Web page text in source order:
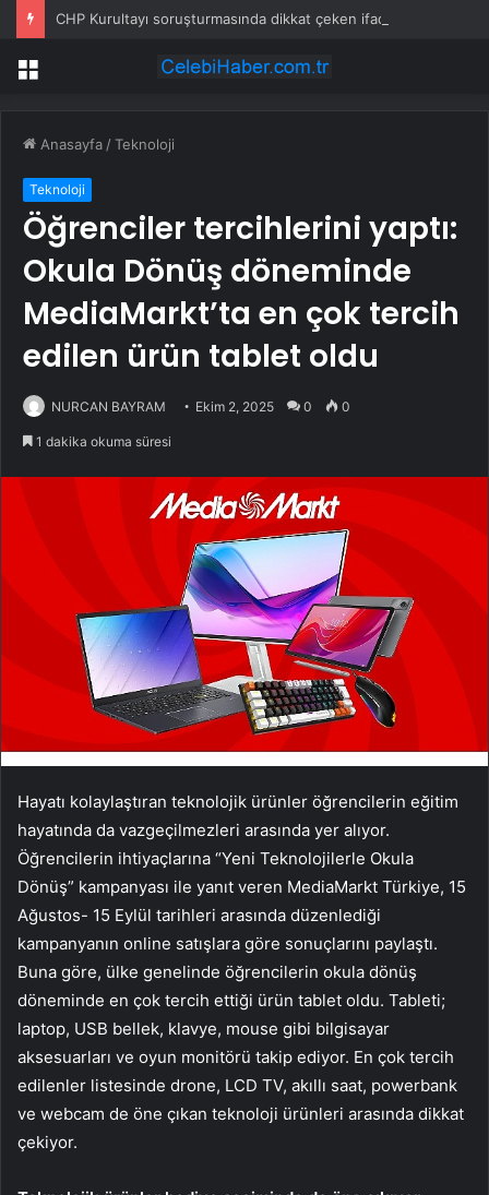
Menü
Anasayfa /Teknoloji
Teknoloji
Öğrenciler tercihlerini yaptı:
Okula Dönüş döneminde
MediaMarkt’ta en çok tercih
edilen ürün tablet oldu
NURCAN BAYRAM Ekim 2, 2025 0 0
1 dakika okuma süresi
Hayatı kolaylaştıran teknolojik ürünler öğrencilerin eğitim
hayatında da vazgeçilmezleri arasında yer alıyor.
Öğrencilerin ihtiyaçlarına “Yeni Teknolojilerle Okula
Dönüş” kampanyası ile yanıt veren MediaMarkt Türkiye, 15
Ağustos- 15 Eylül tarihleri arasında düzenlediği
kampanyanın online satışlara göre sonuçlarını paylaştı.
Buna göre, ülke genelinde öğrencilerin okula dönüş
döneminde en çok tercih ettiği ürün tablet oldu. Tableti;
laptop, USB bellek, klavye, mouse gibi bilgisayar
aksesuarları ve oyun monitörü takip ediyor. En çok tercih
edilenler listesinde drone, LCD TV, akıllı saat, powerbank
ve webcam de öne çıkan teknoloji ürünleri arasında dikkat
çekiyor.